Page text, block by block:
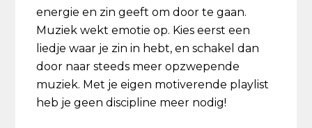
energie en zin geeft om door te gaan.
Muziek wekt emotie op. Kies eerst een
liedje waar je zin in hebt, en schakel dan
door naar steeds meer opzwepende
muziek. Met je eigen motiverende playlist
heb je geen discipline meer nodig!